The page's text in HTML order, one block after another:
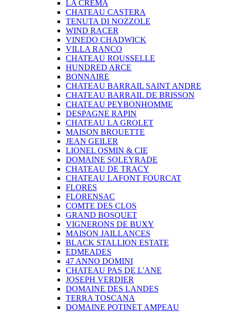
LA CREMA
CHATEAU CASTERA
TENUTA DI NOZZOLE
WIND RACER
VINEDO CHADWICK
VILLA RANCO
CHATEAU ROUSSELLE
HUNDRED ARCE
BONNAIRE
CHATEAU BARRAIL SAINT ANDRE
CHATEAU BARRAIL DE BRISSON
CHATEAU PEYBONHOMME
DESPAGNE RAPIN
CHATEAU LA GROLET
MAISON BROUETTE
JEAN GEILER
LIONEL OSMIN & CIE
DOMAINE SOLEYRADE
CHATEAU DE TRACY
CHATEAU LAFONT FOURCAT
FLORES
FLORENSAC
COMTE DES CLOS
GRAND BOSQUET
VIGNERONS DE BUXY
MAISON JAILLANCES
BLACK STALLION ESTATE
EDMEADES
47 ANNO DOMINI
CHATEAU PAS DE L'ANE
JOSEPH VERDIER
DOMAINE DES LANDES
TERRA TOSCANA
DOMAINE POTINET AMPEAU